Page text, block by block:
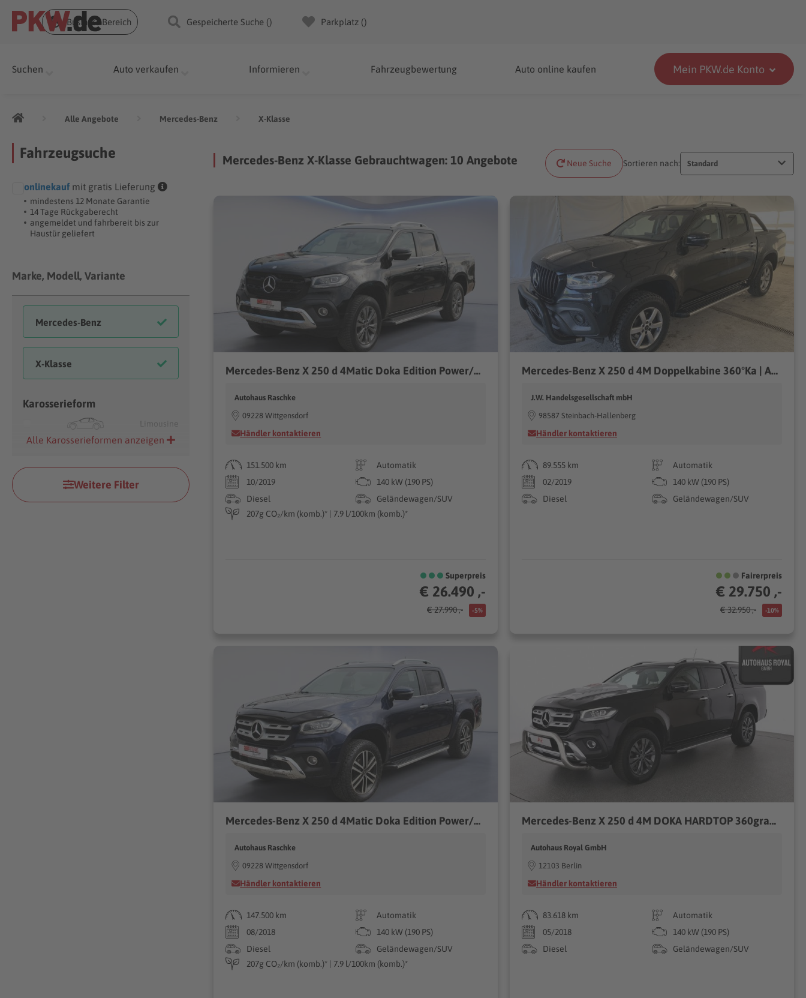
Business Bereich Gespeicherte Suche () Parkplatz ()
Suchen Auto verkaufen Informieren Fahrzeugbewertung Auto online kaufen Mein PKW.de Konto
Alle Angebote Mercedes-Benz X-Klasse
Fahrzeugsuche
onlinekauf mit gratis Lieferung
mindestens 12 Monate Garantie
14 Tage Rückgaberecht
angemeldet und fahrbereit bis zur
Haustür geliefert
Marke, Modell, Variante
Karosserieform
Limousine
Alle Karosserieformen anzeigen
Weitere Filter
Mercedes-Benz X-Klasse Gebrauchtwagen: 10 Angebote Neue Suche Sortieren nach: Standard
Mercedes-Benz X 250 d 4Matic Doka Edition Power/360°/Leder/AHK
Autohaus Raschke
09228 Wittgensdorf
Händler kontaktieren
151.500 km
Automatik
10/2019
140 kW (190 PS)
Diesel
Geländewagen/SUV
207g CO₂/km (komb.)* | 7.9 l/100km (komb.)*
Superpreis
€ 26.490 ,-
€ 27.990 ,- -5%
Mercedes-Benz X 250 d 4M Doppelkabine 360°Ka | AHK | Alcantara
J.W. Handelsgesellschaft mbH
98587 Steinbach-Hallenberg
Händler kontaktieren
89.555 km
Automatik
02/2019
140 kW (190 PS)
Diesel
Geländewagen/SUV
Fairerpreis
€ 29.750 ,-
€ 32.950 ,- -10%
Mercedes-Benz X 250 d 4Matic Doka Edition Power/360°/Navi/AHK
Autohaus Raschke
09228 Wittgensdorf
Händler kontaktieren
147.500 km
Automatik
08/2018
140 kW (190 PS)
Diesel
Geländewagen/SUV
207g CO₂/km (komb.)* | 7.9 l/100km (komb.)*
Mercedes-Benz X 250 d 4M DOKA HARDTOP 360grad,KEYLESS,ACC,COMA
Autohaus Royal GmbH
12103 Berlin
Händler kontaktieren
83.618 km
Automatik
05/2018
140 kW (190 PS)
Diesel
Geländewagen/SUV